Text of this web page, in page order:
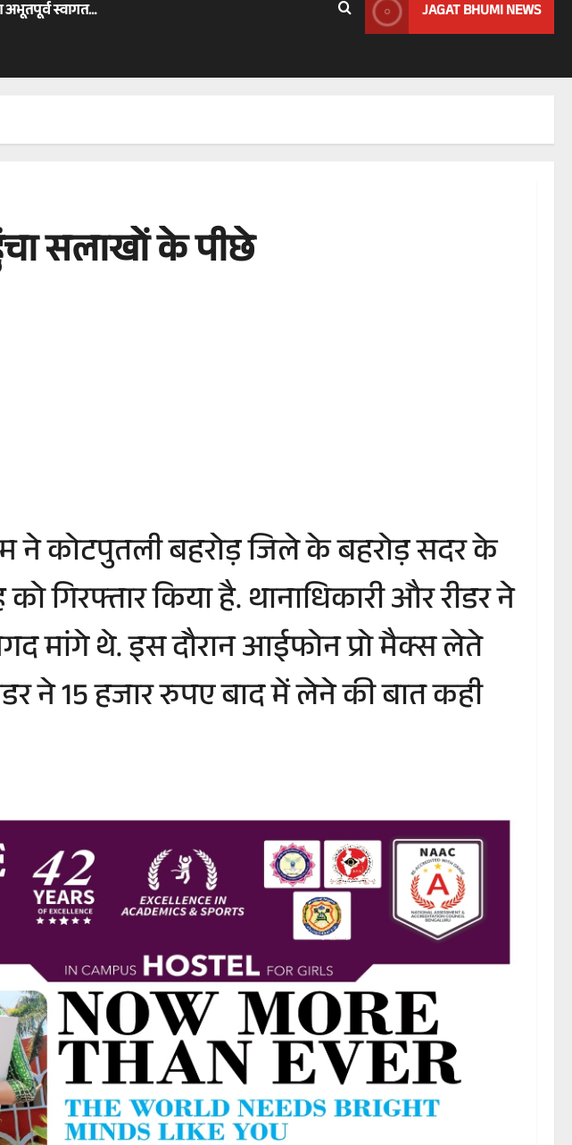
अभूतपूर्व स्वागत…
JAGAT BHUMI NEWS
सलाखों के पीछे
ने कोटपुतली बहरोड़ जिले के बहरोड़ सदर के
गिरफ्तार किया है. थानाधिकारी और रीडर ने
मांगे थे. इस दौरान आईफोन प्रो मैक्स लेते
ने 15 हजार रुपए बाद में लेने की बात कही